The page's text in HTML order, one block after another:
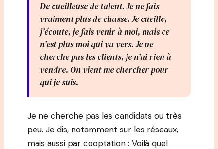
De cueilleuse de talent. Je ne fais
vraiment plus de chasse. Je cueille,
j’écoute, je fais venir à moi, mais ce
n’est plus moi qui va vers. Je ne
cherche pas les clients, je n’ai rien à
vendre. On vient me chercher pour
qui je suis.
Je ne cherche pas les candidats ou très
peu. Je dis, notamment sur les réseaux,
mais aussi par cooptation : Voilà quel